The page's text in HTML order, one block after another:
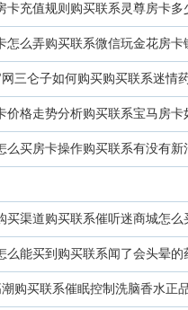
卡充值规则购买联系灵尊房卡多
怎么弄购买联系微信玩金花房卡
三仑子如何购买购买联系迷情
价格走势分析购买联系宝马房卡
么买房卡操作购买联系有没有
买渠道购买联系催听迷商城怎
么能买到购买联系闻了会头晕的
购买联系催眠控制洗脑香水正